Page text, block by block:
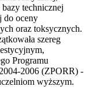
technicznej
do oceny
oraz toksycznych.
szereg
Programu
2006 (ZPORR) -
wyższym.